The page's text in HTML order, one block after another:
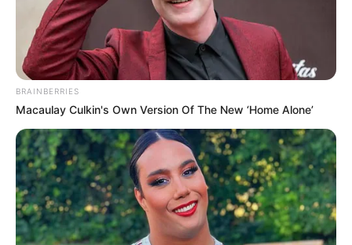
BRAINBERRIES
Macaulay Culkin's Own Version Of The New ‘Home Alone’